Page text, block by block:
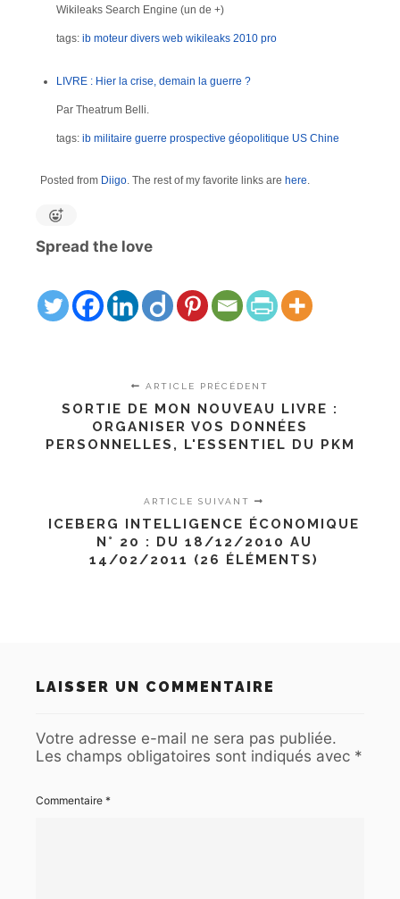
Wikileaks Search Engine (un de +)
tags: ib moteur divers web wikileaks 2010 pro
LIVRE : Hier la crise, demain la guerre ?
Par Theatrum Belli.
tags: ib militaire guerre prospective géopolitique US Chine
Posted from Diigo . The rest of my favorite links are here
Spread the love
ARTICLE PRÉCÉDENT
SORTIE DE MON NOUVEAU LIVRE :
ORGANISER VOS DONNÉES
PERSONNELLES, L'ESSENTIEL DU PKM
ARTICLE SUIVANT
ICEBERG INTELLIGENCE ÉCONOMIQUE
N° 20 : DU 18/12/2010 AU
14/02/2011 (26 ÉLÉMENTS)
LAISSER UN COMMENTAIRE
Votre adresse e-mail ne sera pas publiée.
Les champs obligatoires sont indiqués avec *
Commentaire *